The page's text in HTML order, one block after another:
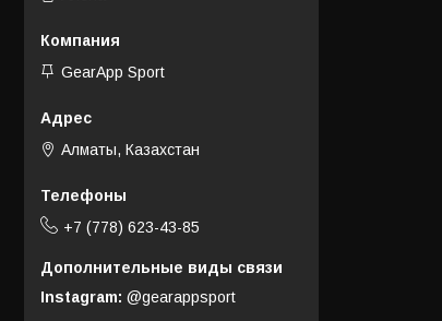
GearApp Sport
Алматы, Казахстан
+7 (778) 623-43-85
Instagram @gearappsport